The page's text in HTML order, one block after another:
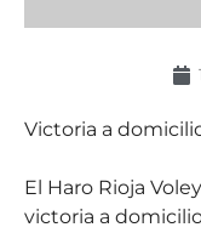
Victoria a
El Haro Rioja
victoria a